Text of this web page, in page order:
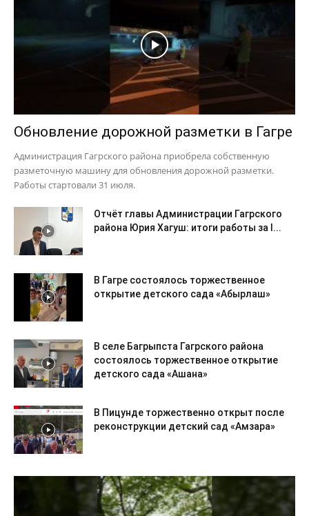
Обновление дорожной разметки в Гагре
Администрация Гагрского района приобрела собственную
разметочную машину для обновления дорожной разметки.
Работы стартовали 31 июля.
Отчёт главы Администрации Гагрского
района Юрия Хагуш: итоги работы за I...
В Гагре состоялось торжественное
открытие детского сада «Абырлаш»
В селе Багрыпста Гагрского района
состоялось торжественное открытие
детского сада «Ашана»
В Пицунде торжественно открыт после
реконструкции детский сад «Амзара»